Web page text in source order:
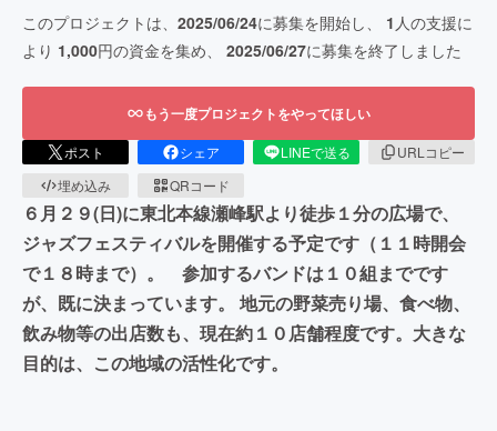
このプロジェクトは、 2025/06/24に募集を開始し、 1 人の支援に
より 1,000円の資金を集め、 2025/06/27に募集を終了しました
もう一度プロジェクトをやってほしい
ポスト シェア LINEで送る
URLコピー
埋め込み
QRコード
６月２９(日)に東北本線瀬峰駅より徒歩１分の広場で、
ジャズフェスティバルを開催する予定です（１１時開会
で１８時まで）。 参加するバンドは１０組までです
が、既に決まっています。 地元の野菜売り場、食べ物、
飲み物等の出店数も、現在約１０店舗程度です。大きな
目的は、この地域の活性化です。